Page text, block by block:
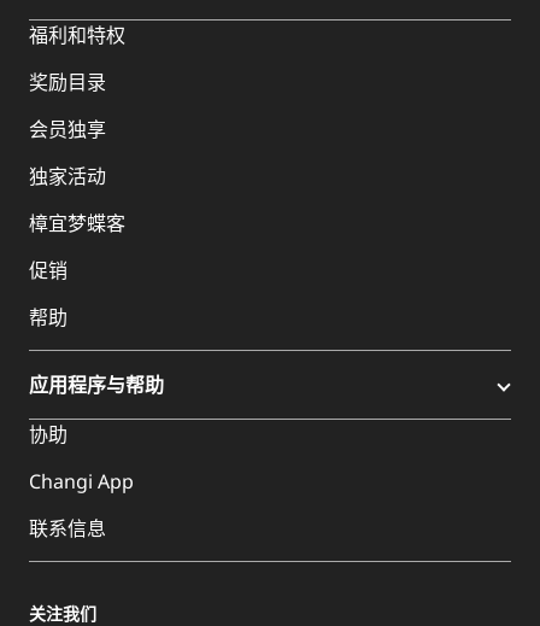
福利和特权
奖励目录
会员独享
独家活动
樟宜梦蝶客
促销
帮助
应用程序与帮助
协助
Changi App
联系信息
关注我们